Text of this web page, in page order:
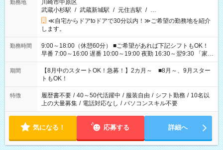
勤務地
川崎市中原区
武蔵小杉駅 / 武蔵新城駅 / 元住吉駅 / …
≪自宅からドアtoドアで30分以内！≫ご希望の勤務地を紹介
します。
勤務時間
9:00～18:00（休憩60分） ■ご希望があれば下記シフトもOK！
早番 7:00～16:00 遅番 10:00～19:00 夜勤 16:30～翌9:30 「家族
と休みを合わせたい」 「余裕を持って夕飯の準備がしたい」
「できれば残業はしたくない」 など、ご希望を教えてください
ね。 ※Wワーク希望の方へ 今ご覧のお仕事で希望する勤務時間
と、もう1つのお仕事の勤務時間。 合計で週40時間を超える場
合は応募できません。
期間
【8月中のスタートOK！急募！】2カ月～ ■8月～、9月スター
トもOK！
特徴 履歴書不要 / 40～50代活躍中 / 服装自由 / シフト勤務 / 10名以
上の大量募集 / 電話対応なし / パソコンスキル不要
気になる！ 応募する 詳細へ